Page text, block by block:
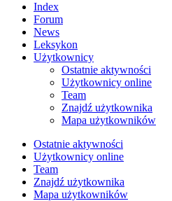
Index
Forum
News
Leksykon
Użytkownicy
Ostatnie aktywności
Użytkownicy online
Team
Znajdź użytkownika
Mapa użytkowników
Ostatnie aktywności
Użytkownicy online
Team
Znajdź użytkownika
Mapa użytkowników